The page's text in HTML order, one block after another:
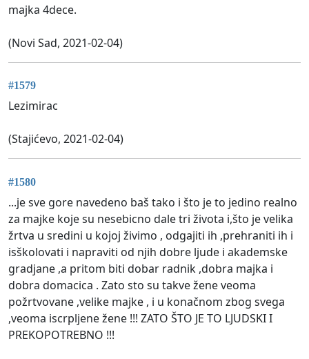
majka 4dece.
(Novi Sad, 2021-02-04)
#1579
Lezimirac
(Stajićevo, 2021-02-04)
#1580
...je sve gore navedeno baš tako i što je to jedino realno
za majke koje su nesebicno dale tri života i,što je velika
žrtva u sredini u kojoj živimo , odgajiti ih ,prehraniti ih i
isškolovati i napraviti od njih dobre ljude i akademske
gradjane ,a pritom biti dobar radnik ,dobra majka i
dobra domacica . Zato sto su takve žene veoma
požrtvovane ,velike majke , i u konačnom zbog svega
,veoma iscrpljene žene !!! ZATO ŠTO JE TO LJUDSKI I
PREKOPOTREBNO !!!